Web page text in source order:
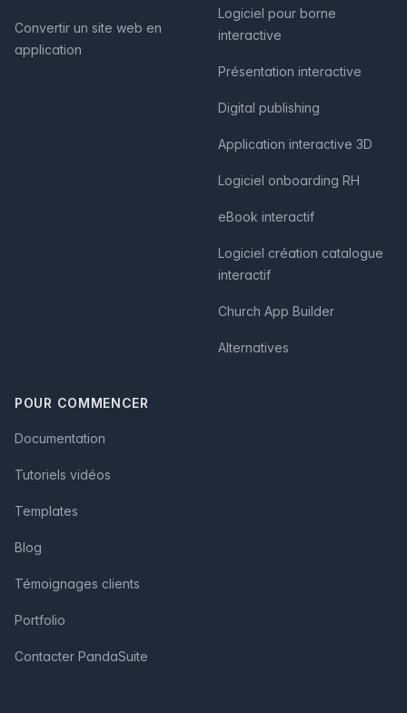
Convertir un site web en
application
Logiciel pour borne
interactive
Présentation interactive
Digital publishing
Application interactive 3D
Logiciel onboarding RH
eBook interactif
Logiciel création catalogue
interactif
Church App Builder
Alternatives
POUR COMMENCER
Documentation
Tutoriels vidéos
Templates
Blog
Témoignages clients
Portfolio
Contacter PandaSuite